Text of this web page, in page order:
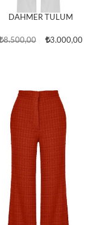
DAHMER TULUM
8.500,00 3.000,00